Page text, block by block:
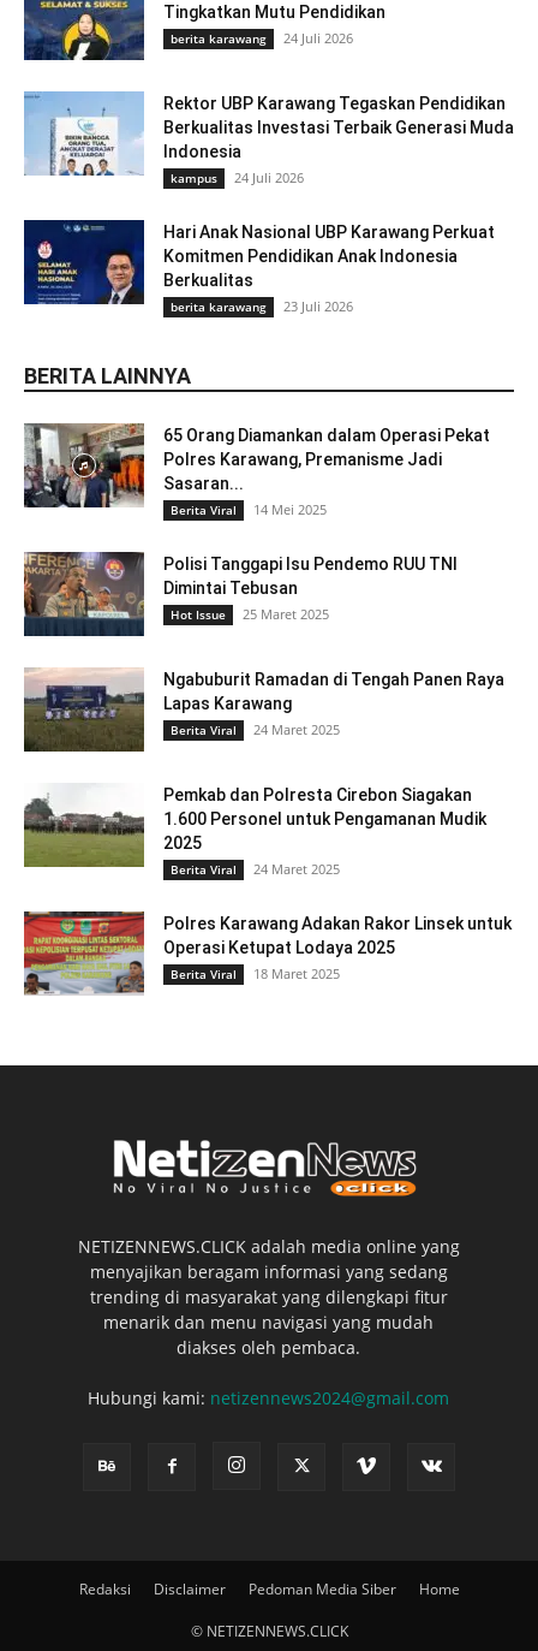
Tingkatkan Mutu Pendidikan
berita karawang 24 Juli 2026
Rektor UBP Karawang Tegaskan Pendidikan
Berkualitas Investasi Terbaik Generasi Muda
Indonesia
kampus 24 Juli 2026
Hari Anak Nasional UBP Karawang Perkuat
Komitmen Pendidikan Anak Indonesia
Berkualitas
berita karawang 23 Juli 2026
BERITA LAINNYA
65 Orang Diamankan dalam Operasi Pekat
Polres Karawang, Premanisme Jadi
Sasaran...
Berita Viral 14 Mei 2025
Polisi Tanggapi Isu Pendemo RUU TNI
Dimintai Tebusan
Hot Issue 25 Maret 2025
Ngabuburit Ramadan di Tengah Panen Raya
Lapas Karawang
Berita Viral 24 Maret 2025
Pemkab dan Polresta Cirebon Siagakan
1.600 Personel untuk Pengamanan Mudik
2025
Berita Viral 24 Maret 2025
Polres Karawang Adakan Rakor Linsek untuk
Operasi Ketupat Lodaya 2025
Berita Viral 18 Maret 2025
NETIZENNEWS.CLICK adalah media online yang
menyajikan beragam informasi yang sedang
trending di masyarakat yang dilengkapi fitur
menarik dan menu navigasi yang mudah
diakses oleh pembaca.
Hubungi kami: netizennews2024@gmail.com
Redaksi Disclaimer Pedoman Media Siber Home
© NETIZENNEWS.CLICK